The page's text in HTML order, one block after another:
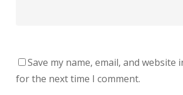
Save my name, email, and website
for the next time I comment.